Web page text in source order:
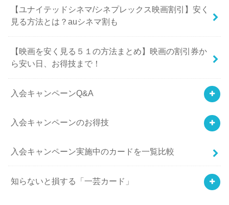
【ユナイテッドシネマ/シネプレックス映画割引】安く
見る方法とは？auシネマ割も
【映画を安く見る５１の方法まとめ】映画の割引券か
ら安い日、お得技まで！
入会キャンペーンQ&A
入会キャンペーンのお得技
入会キャンペーン実施中のカードを一覧比較
知らないと損する「一芸カード」